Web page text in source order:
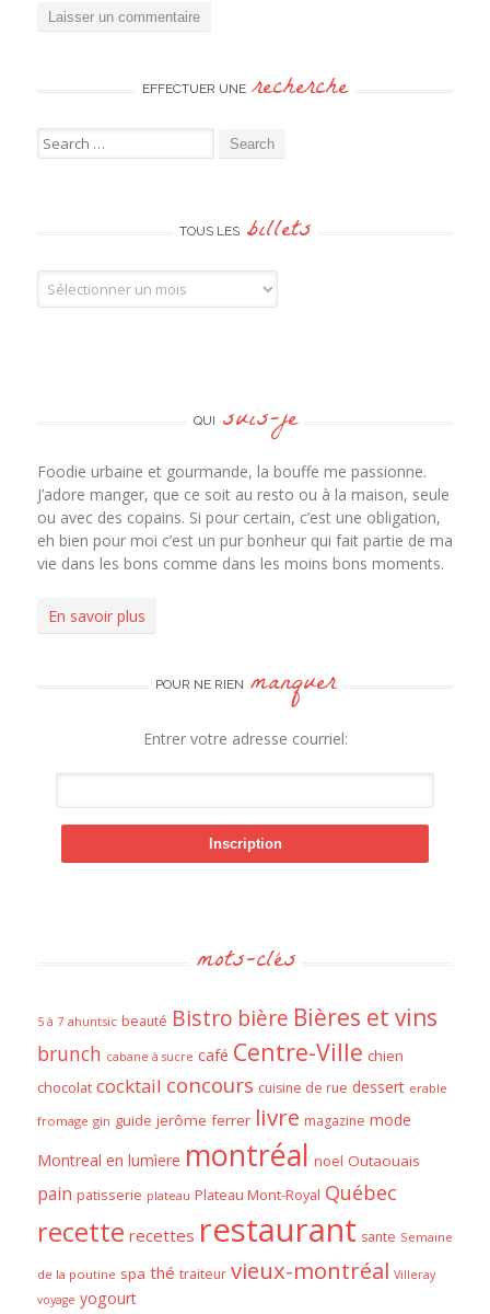
EFFECTUER UNE recherche
Search for:
TOUS LES billets
Tous les billets
QUI suis-je
Foodie urbaine et gourmande, la bouffe me passionne.
J’adore manger, que ce soit au resto ou à la maison, seule
ou avec des copains. Si pour certain, c’est une obligation,
eh bien pour moi c’est un pur bonheur qui fait partie de ma
vie dans les bons comme dans les moins bons moments.
En savoir plus
POUR NE RIEN manquer
Entrer votre adresse courriel:
mots-clés
5 à 7 ahuntsic beauté Bistro bière Bières et vins
brunch cabane à sucre café Centre-Ville chien
chocolat cocktail concours cuisine de rue dessert erable
fromage gin guide jerôme ferrer livre magazine mode
Montreal en lumìere montréal noel Outaouais
pain patisserie plateau Plateau Mont-Royal Québec
recette recettes restaurant sante Semaine
de la poutine spa thé traiteur vieux-montréal Villeray
voyage yogourt